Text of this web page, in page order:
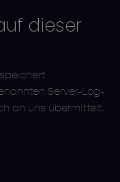
dieser
Server-Log-
an uns übermittelt.